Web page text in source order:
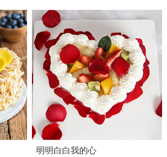
明明白白我的心